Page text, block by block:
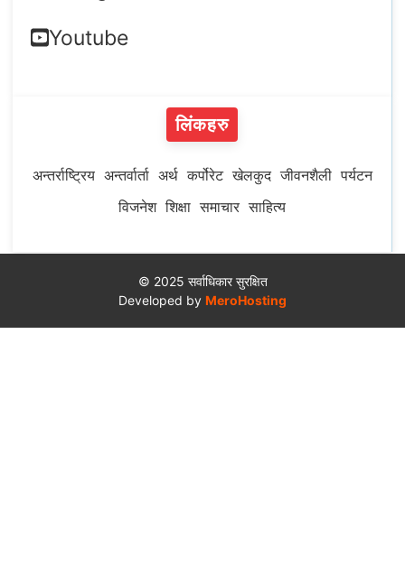
Youtube
लिंकहरु
अन्तर्राष्ट्रिय अन्तर्वार्ता अर्थ कर्पोरेट खेलकुद जीवनशैली पर्यटन
विजनेश शिक्षा समाचार साहित्य
© 2025 सर्वाधिकार सुरक्षित
Developed by MeroHosting